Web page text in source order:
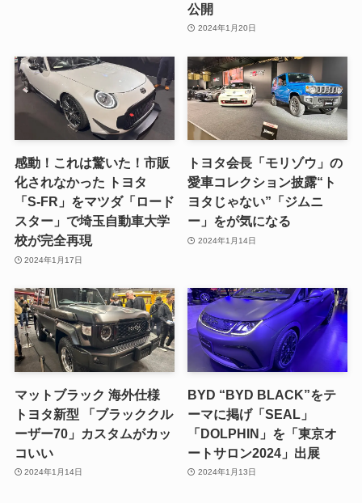
公開
2024年1月20日
感動！これは驚いた！市販
化されなかった トヨタ
「S-FR」をマツダ「ロード
スター」で埼玉自動車大学
校が完全再現
2024年1月17日
トヨタ会長「モリゾウ」の
愛車コレクション披露“ト
ヨタじゃない”「ジムニ
ー」をが気になる
2024年1月14日
マットブラック 海外仕様
トヨタ新型 「ブラッククル
ーザー70」カスタムがカッ
コいい
2024年1月14日
BYD “BYD BLACK”をテ
ーマに掲げ「SEAL」
「DOLPHIN」を「東京オ
ートサロン2024」出展
2024年1月13日